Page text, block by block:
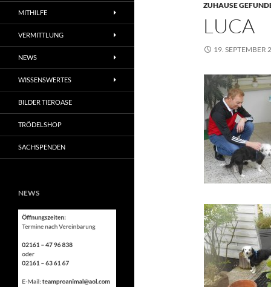
ZUHAUSE
LUCA
19. SEPTEMBER
MITHILFE
VERMITTLUNG
NEWS
WISSENSWERTES
BILDER TIEROASE
TRÖDELSHOP
SACHSPENDEN
NEWS